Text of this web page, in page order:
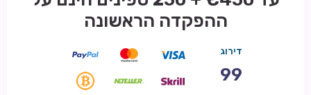
ההפקדה הראשונה
דירוג
99